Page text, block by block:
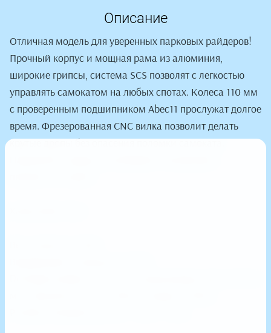
Описание
Отличная модель для уверенных парковых райдеров!
Прочный корпус и мощная рама из алюминия,
широкие грипсы, система SCS позволят с легкостью
управлять самокатом на любых спотах. Колеса 110 мм
с проверенным подшипником Abec11 прослужат долгое
время. Фрезерованная CNC вилка позволит делать
крутые дропы без опасения поломки самоката.